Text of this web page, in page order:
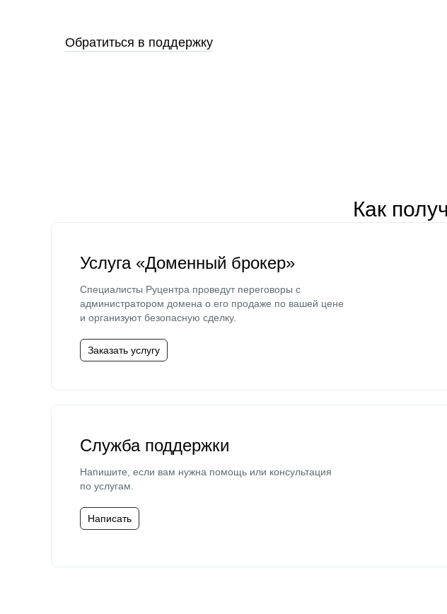
Обратиться в поддержку
Как
Услуга «Доменный брокер»
Специалисты Руцентра проведут переговоры с
администратором домена о его продаже по вашей цене
и организуют безопасную сделку.
Заказать услугу
Служба поддержки
Напишите, если вам нужна помощь или консультация
по услугам.
Написать